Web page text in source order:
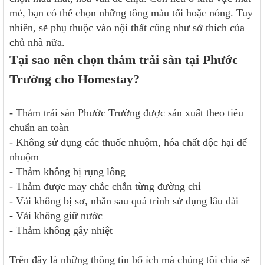
mẻ, bạn có thể chọn những tông màu tối hoặc nóng. Tuy
nhiên, sẽ phụ thuộc vào nội thất cũng như sở thích của
chủ nhà nữa.
Tại sao nên chọn thảm trải sàn tại Phước
Trường cho Homestay?
- Thảm trải sàn Phước Trường được sản xuất theo tiêu
chuẩn an toàn
- Không sử dụng các thuốc nhuộm, hóa chất độc hại để
nhuộm
- Thảm không bị rụng lông
- Thảm được may chắc chắn từng đường chỉ
- Vải không bị sơ, nhăn sau quá trình sử dụng lâu dài
- Vải không giữ nước
- Thảm không gây nhiệt
Trên đây là những thông tin bổ ích mà chúng tôi chia sẽ